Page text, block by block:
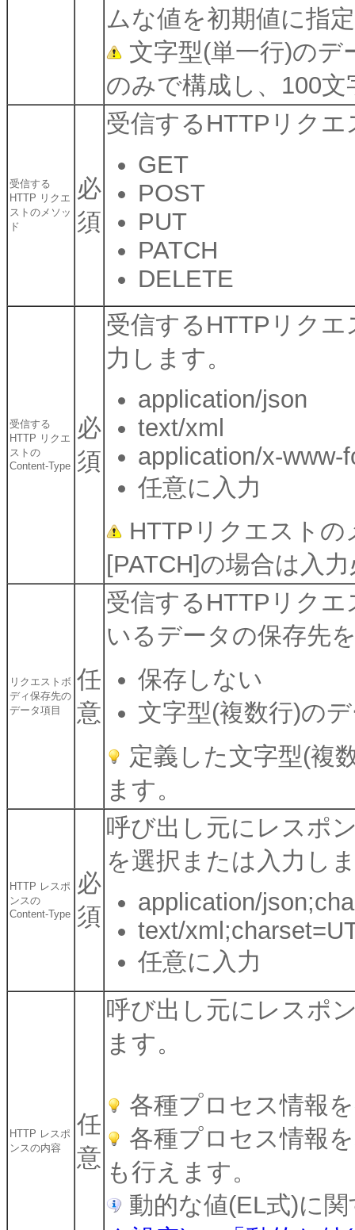
ムな値を初期値に指
文字型(単一行)のデ
のみで構成し、100
受信する
HTTP リクエ
ストのメソッ
ド
必
須
受信するHTTPリク
GET
POST
PUT
PATCH
DELETE
受信する
HTTP リクエ
ストの
Content-Type
必
須
受信するHTTPリク
力します。
application/json
text/xml
application/x-www-
任意に入力
HTTPリクエスト
[PATCH]の場合は入
リクエストボ
ディ保存先の
データ項目
任
意
受信するHTTPリク
いるデータの保存先
保存しない
文字型(複数行)の
定義した文字型(複
ます。
HTTP レスポ
ンスの
Content-Type
必
須
呼び出し元にレスポ
を選択または入力し
application/
text/
任意に入力
HTTP レスポ
ンスの内容
任
意
呼び出し元にレスポ
ます。
各種プロセス情報
各種プロセス情報
も行えます。
動的な値(EL式)に